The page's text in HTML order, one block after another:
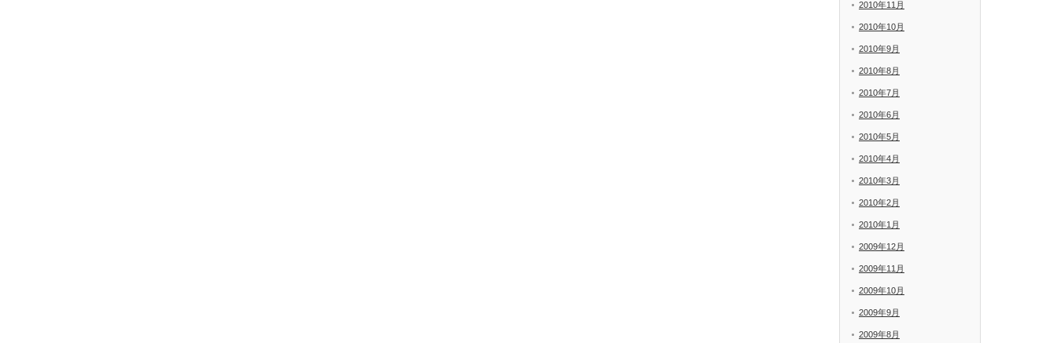
2010年11月
2010年10月
2010年9月
2010年8月
2010年7月
2010年6月
2010年5月
2010年4月
2010年3月
2010年2月
2010年1月
2009年12月
2009年11月
2009年10月
2009年9月
2009年8月